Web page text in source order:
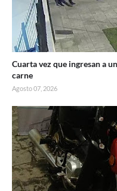
Cuarta vez que ingresan a
carne
Agosto 07, 2026